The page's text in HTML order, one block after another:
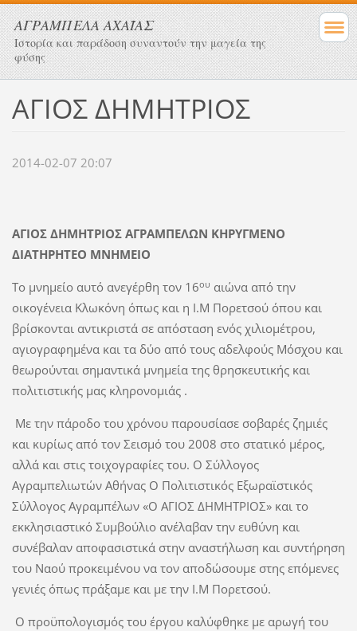
ΑΓΡΑΜΠΕΛΑ ΑΧΑΪΑΣ
Ιστορία και παράδοση συναντούν την μαγεία της
φύσης
ΑΓΙΟΣ ΔΗΜΗΤΡΙΟΣ
2014-02-07 20:07
ΑΓΙΟΣ ΔΗΜΗΤΡΙΟΣ ΑΓΡΑΜΠΕΛΩΝ ΚΗΡΥΓΜΕΝΟ
ΔΙΑΤΗΡΗΤΕΟ ΜΝΗΜΕΙΟ
Το μνημείο αυτό ανεγέρθη τον 16ου αιώνα από την
οικογένεια Κλωκόνη όπως και η Ι.Μ Πορετσού όπου και
βρίσκονται αντικριστά σε απόσταση ενός χιλιομέτρου,
αγιογραφημένα και τα δύο από τους αδελφούς Μόσχου και
θεωρούνται σημαντικά μνημεία της θρησκευτικής και
πολιτιστικής μας κληρονομιάς .
Με την πάροδο του χρόνου παρουσίασε σοβαρές ζημιές
και κυρίως από τον Σεισμό του 2008 στο στατικό μέρος,
αλλά και στις τοιχογραφίες του. Ο Σύλλογος
Αγραμπελιωτών Αθήνας Ο Πολιτιστικός Εξωραϊστικός
Σύλλογος Αγραμπέλων «Ο ΑΓΙΟΣ ΔΗΜΗΤΡΙΟΣ» και το
εκκλησιαστικό Συμβούλιο ανέλαβαν την ευθύνη και
συνέβαλαν αποφασιστικά στην αναστήλωση και συντήρηση
του Ναού προκειμένου να τον αποδώσουμε στης επόμενες
γενιές όπως πράξαμε και με την Ι.Μ Πορετσού.
Ο προϋπολογισμός του έργου καλύφθηκε με αρωγή του